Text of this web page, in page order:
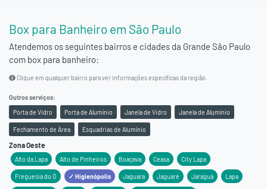
Box para Banheiro em São Paulo
Atendemos os seguintes bairros e cidades da Grande São Paulo
com box para banheiro:
Clique em qualquer bairro para ver informações específicas da região.
Outros serviços:
Porta de Vidro
Porta de Alumínio Janela de Vidro Janela de Alumínio
Fechamento de Área Esquadrias de Alumínio
Zona Oeste
Alto da Lapa Alto de Pinheiros Boaçava Ceasa City Lapa
Freguesia do Ó ✓ Higienópolis Jaguara Jaguaré Jaraguá Lapa